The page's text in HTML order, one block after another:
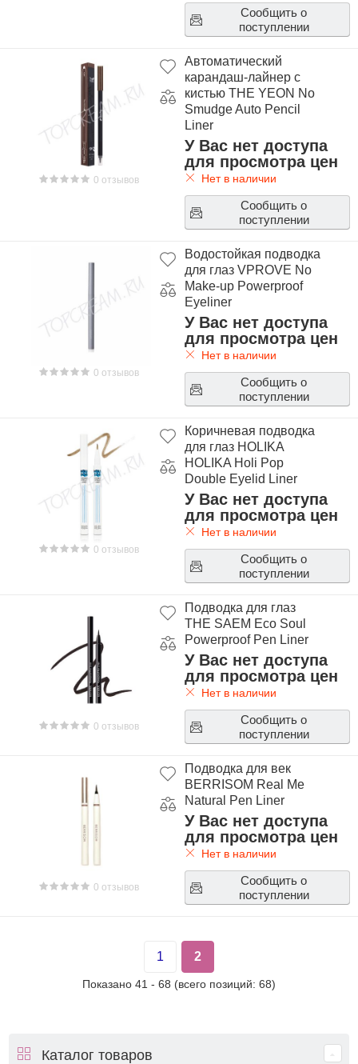
Сообщить о
поступлении
0 отзывов
Автоматический
карандаш-лайнер с
кистью THE YEON No
Smudge Auto Pencil
Liner
У Вас нет доступа
для просмотра цен
Нет в наличии
Сообщить о
поступлении
0 отзывов
Водостойкая подводка
для глаз VPROVE No
Make-up Powerproof
Eyeliner
У Вас нет доступа
для просмотра цен
Нет в наличии
Сообщить о
поступлении
0 отзывов
Коричневая подводка
для глаз HOLIKA
HOLIKA Holi Pop
Double Eyelid Liner
У Вас нет доступа
для просмотра цен
Нет в наличии
Сообщить о
поступлении
0 отзывов
Подводка для глаз
THE SAEM Eco Soul
Powerproof Pen Liner
У Вас нет доступа
для просмотра цен
Нет в наличии
Сообщить о
поступлении
0 отзывов
Подводка для век
BERRISOM Real Me
Natural Pen Liner
У Вас нет доступа
для просмотра цен
Нет в наличии
Сообщить о
поступлении
1 2
Показано 41 - 68 (всего позиций: 68)
Каталог товаров